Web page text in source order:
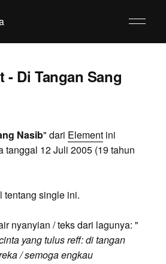
- Di Tangan Sang
Nasib" dari Elementini
tanggal 12 Juli 2005 (19 tahun
tentang single ini.
nyanyian / teks dari lagunya: "
yang tulus reff: di tangan
/ semoga engkau